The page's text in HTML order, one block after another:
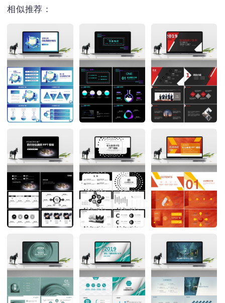
相似推荐：